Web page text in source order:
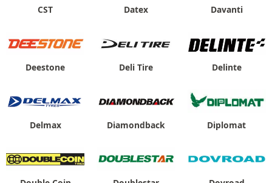
CST Datex Davanti
Deestone Deli Tire Delinte
Delmax Diamondback Diplomat